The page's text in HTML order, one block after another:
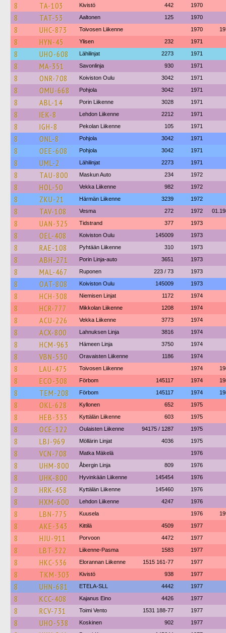
8 TA-103 Kivistö 442 1970
8 TAT-53 Aaltonen 125 1970
8 UHC-873 Toivosen Liikenne 1970
8 HYN-45 Ylisen 232 1971
8 UHO-608 Lähilinjat 2273 1971
8 MA-351 Savonlinja 930 1971
8 ONR-708 Koiviston Oulu 3042 1971
8 OMU-668 Pohjola 3042 1971
8 ABL-14 Porin Liikenne 3028 1971
8 IEK-8 Lehdon Liikenne 2212 1971
8 IGH-8 Pekolan Liikenne 105 1971
8 ONL-8 Pohjola 3042 1971
8 OEE-608 Pohjola 3042 1971
8 UML-2 Lähilinjat 2273 1971
8 TAU-800 Maskun Auto 234 1972
8 HOL-50 Vekka Liikenne 982 1972
8 ZKU-21 Härmän Liikenne 3239 1972
8 TAV-108 Vesma 272 1972
8 UAN-325 Tidstrand 377 1973
8 OEL-408 Koiviston Oulu 145009 1973
8 RAE-108 Pyhtään Liikenne 310 1973
8 ABH-271 Porin Linja-auto 3651 1973
8 MAL-467 Ruponen 223 / 73 1973
8 OAT-808 Koiviston Oulu 145009 1973
8 HCH-308 Niemisen Linjat 1172 1974
8 HCR-777 Mikkolan Liikenne 1208 1974
8 ACU-226 Vekka Liikenne 3773 1974
8 ACX-800 Lahnuksen Linja 3816 1974
8 HCM-963 Hämeen Linja 3750 1974
8 VBN-530 Oravaisten Liikenne 1186 1974
8 LAU-475 Toivosen Liikenne 1974
8 ECO-308 Förbom 145117 1974
8 TEM-208 Förbom 145117 1974
8 OKL-628 Kyllonen 652 1975
8 HEB-333 Kyttälän Liikenne 603 1975
8 OCE-122 Oulaisten Liikenne 94175 / 1287 1975
8 LBJ-969 Möllärin Linjat 4036 1975
8 VCN-708 Matka Mäkelä 1976
8 UHM-800 Åbergin Linja 809 1976
8 UHK-800 Hyvinkään Liikenne 145454 1976
8 HRK-458 Kyttälän Liikenne 145460 1976
8 HXM-600 Lehdon Liikenne 4247 1976
8 LBN-775 Kuusela 1976
8 AKE-343 Kittilä 4509 1977
8 HJU-911 Porvoon 4472 1977
8 LBT-322 Liikenne-Pasma 1583 1977
8 HKC-536 Elorannan Liikenne 1515 161-77 1977
8 TKM-303 Kivistö 938 1977
8 UHN-681 ETELA-SLL 4442 1977
8 KCC-408 Kajanus Eino 4426 1977
8 RCV-731 Toimi Vento 1531 188-77 1977
8 UHO-538 Koskinen 902 1977